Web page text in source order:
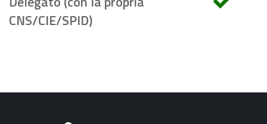
CNS/CIE/SPID)